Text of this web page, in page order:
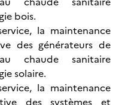
bois.
la maintenance
des générateurs de
chaude sanitaire
solaire.
la maintenance
des systèmes et